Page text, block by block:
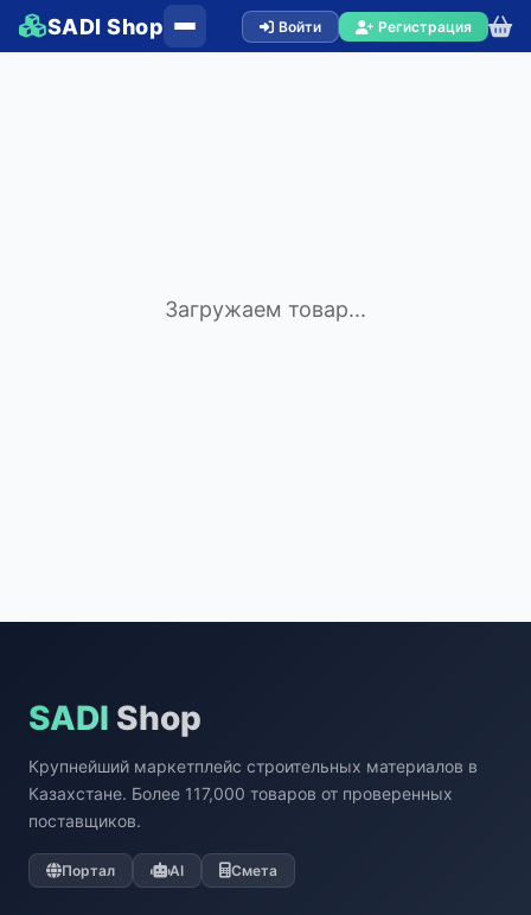
SADI Shop Войти Регистрация
Загружаем товар...
SADI Shop
Крупнейший маркетплейс строительных материалов в
Казахстане. Более 117,000 товаров от проверенных
поставщиков.
Портал AI Смета